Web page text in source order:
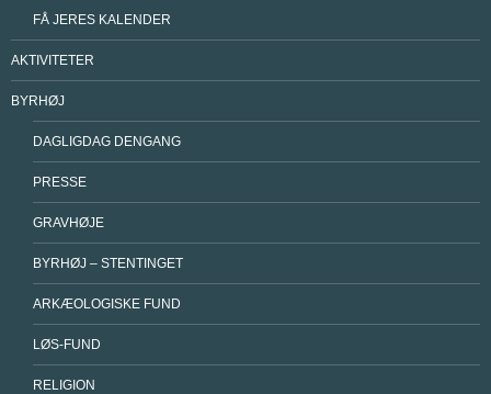
FÅ JERES KALENDER
AKTIVITETER
BYRHØJ
DAGLIGDAG DENGANG
PRESSE
GRAVHØJE
BYRHØJ – STENTINGET
ARKÆOLOGISKE FUND
LØS-FUND
RELIGION